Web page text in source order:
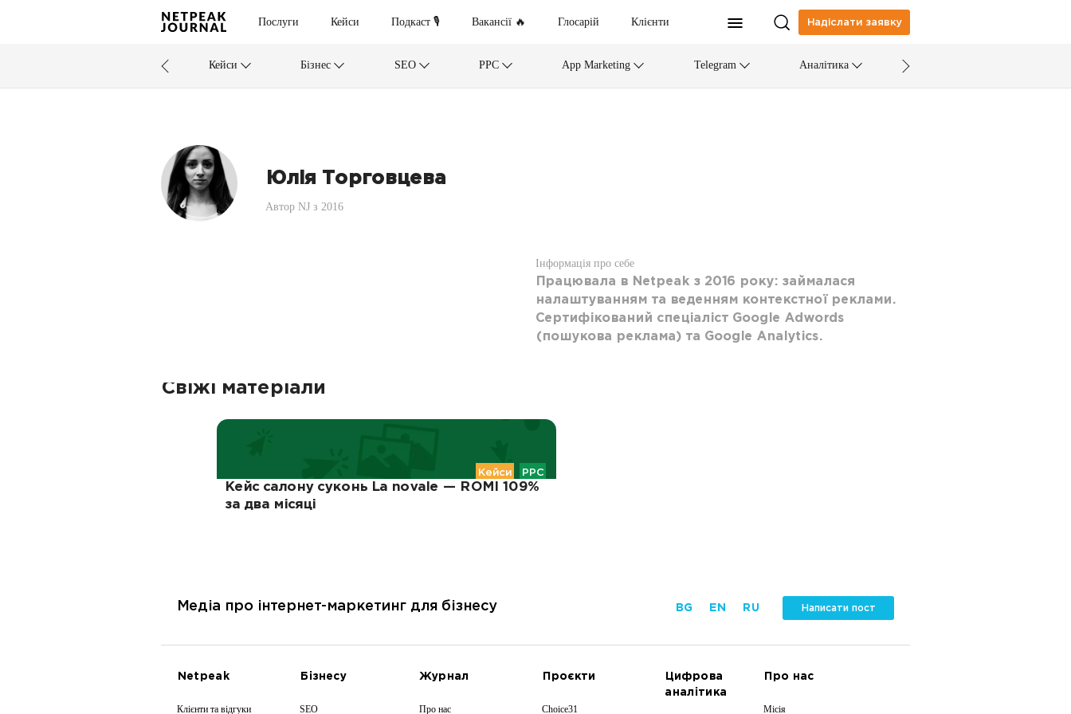
Послуги Кейси Подкаст 🎙 Вакансії 🔥 Глосарій Клієнти Надіслати заявку
Кейси Бізнес SEO PPC App Marketing Telegram Аналітика
Юлія Торговцева
Автор NJ з 2016
Інформація про себе
Працювала в Netpeak з 2016 року: займалася
налаштуванням та веденням контекстної реклами.
Сертифікований спеціаліст Google Adwords
(пошукова реклама) та Google Analytics.
Свіжі матеріали
Кейси PPC
Кейс салону суконь La novale — ROMI 109%
за два місяці
Медіа про інтернет-маркетинг для бізнесу BG EN RU Написати пост
Netpeak
Клієнти та відгуки
Бізнесу
SEO
Журнал
Про нас
Проєкти
Choice31
Цифрова
аналітика
Про нас
Місія